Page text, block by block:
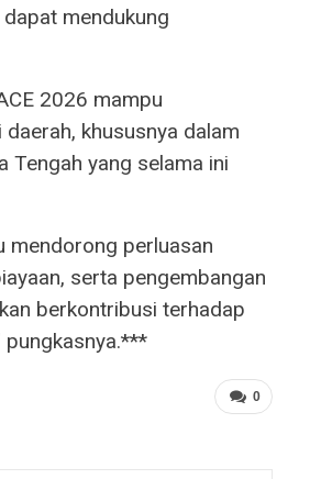
mendukung
2026 mampu
khususnya dalam
Tengah yang selama ini
mendorong perluasan
serta pengembangan
berkontribusi terhadap
pungkasnya.***
0